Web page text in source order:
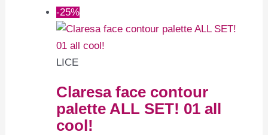
-25%
LICE
Claresa face contour
palette ALL SET! 01 all
cool!